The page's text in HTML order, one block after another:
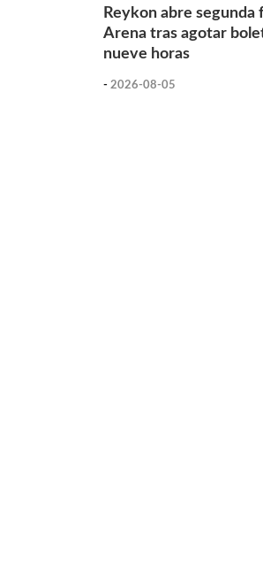
Reykon abre
Arena tras agotar
nueve horas
- 2026-08-05